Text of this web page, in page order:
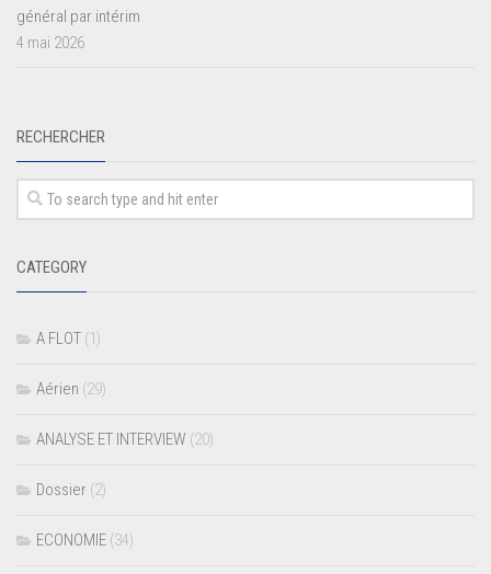
général par intérim
4 mai 2026
RECHERCHER
CATEGORY
A FLOT (1)
Aérien (29)
ANALYSE ET INTERVIEW (20)
Dossier (2)
ECONOMIE (34)